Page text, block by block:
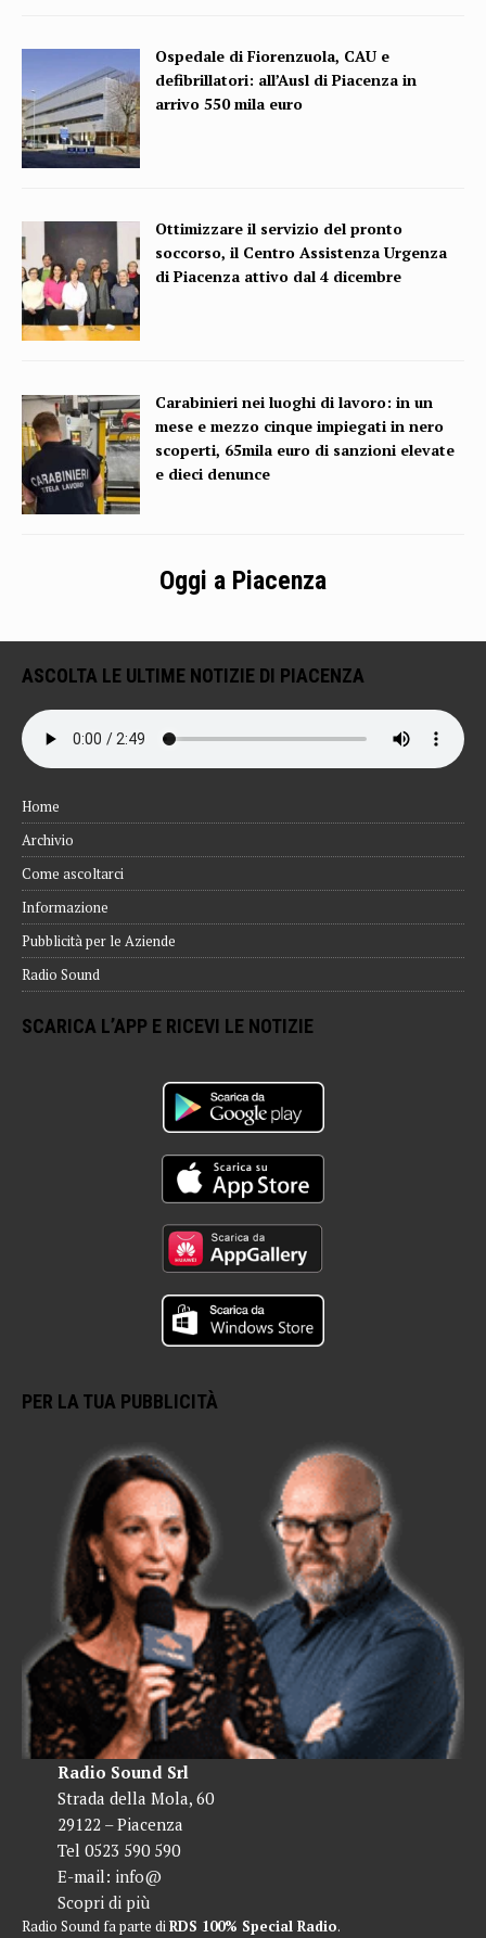
Ospedale di Fiorenzuola, CAU e
defibrillatori: all’Ausl di Piacenza in
arrivo 550 mila euro
Ottimizzare il servizio del pronto
soccorso, il Centro Assistenza Urgenza
di Piacenza attivo dal 4 dicembre
Carabinieri nei luoghi di lavoro: in un
mese e mezzo cinque impiegati in nero
scoperti, 65mila euro di sanzioni elevate
e dieci denunce
Oggi a Piacenza
ASCOLTA LE ULTIME NOTIZIE DI PIACENZA
Home
Archivio
Come ascoltarci
Informazione
Pubblicità per le Aziende
Radio Sound
SCARICA L’APP E RICEVI LE NOTIZIE
PER LA TUA PUBBLICITÀ
Radio Sound Srl
Strada della Mola, 60
29122 – Piacenza
Tel 0523 590 590
E-mail: info@
Scopri di più
Radio Sound fa parte diRDS 100% Special Radio.